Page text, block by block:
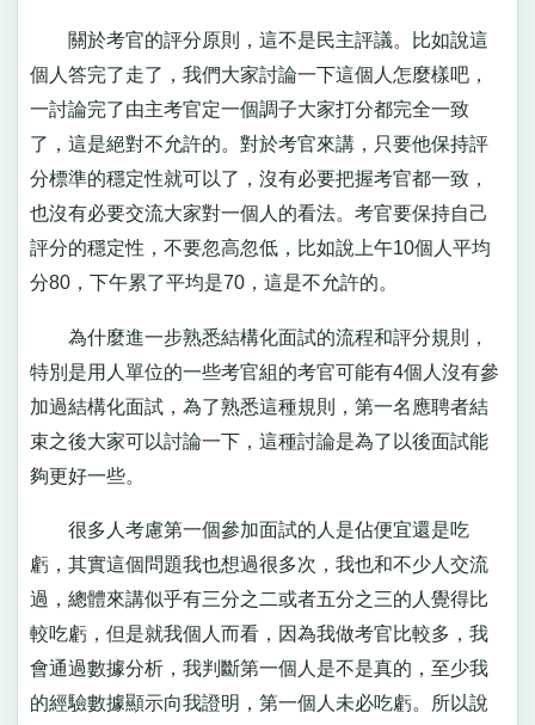
關於考官的評分原則，這不是民主評議。比如說這
個人答完了走了，我們大家討論一下這個人怎麼樣吧，
一討論完了由主考官定一個調子大家打分都完全一致
了，這是絕對不允許的。對於考官來講，只要他保持評
分標準的穩定性就可以了，沒有必要把握考官都一致，
也沒有必要交流大家對一個人的看法。考官要保持自己
評分的穩定性，不要忽高忽低，比如說上午10個人平均
分80，下午累了平均是70，這是不允許的。
為什麼進一步熟悉結構化面試的流程和評分規則，
特別是用人單位的一些考官組的考官可能有4個人沒有參
加過結構化面試，為了熟悉這種規則，第一名應聘者結
束之後大家可以討論一下，這種討論是為了以後面試能
夠更好一些。
很多人考慮第一個參加面試的人是佔便宜還是吃
虧，其實這個問題我也想過很多次，我也和不少人交流
過，總體來講似乎有三分之二或者五分之三的人覺得比
較吃虧，但是就我個人而看，因為我做考官比較多，我
會通過數據分析，我判斷第一個人是不是真的，至少我
的經驗數據顯示向我證明，第一個人未必吃虧。所以說